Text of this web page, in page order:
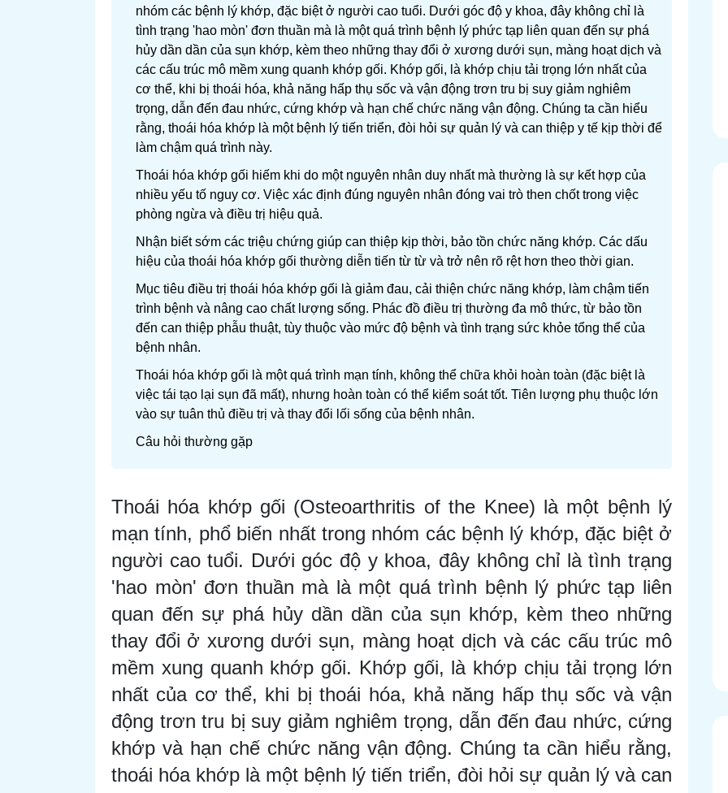
nhóm các bệnh lý khớp, đặc biệt ở người cao tuổi. Dưới góc độ y khoa, đây không chỉ là
tình trạng 'hao mòn' đơn thuần mà là một quá trình bệnh lý phức tạp liên quan đến sự phá
hủy dần dần của sụn khớp, kèm theo những thay đổi ở xương dưới sụn, màng hoạt dịch và
các cấu trúc mô mềm xung quanh khớp gối. Khớp gối, là khớp chịu tải trọng lớn nhất của
cơ thể, khi bị thoái hóa, khả năng hấp thụ sốc và vận động trơn tru bị suy giảm nghiêm
trọng, dẫn đến đau nhức, cứng khớp và hạn chế chức năng vận động. Chúng ta cần hiểu
rằng, thoái hóa khớp là một bệnh lý tiến triển, đòi hỏi sự quản lý và can thiệp y tế kịp thời để
làm chậm quá trình này.
Thoái hóa khớp gối hiếm khi do một nguyên nhân duy nhất mà thường là sự kết hợp của
nhiều yếu tố nguy cơ. Việc xác định đúng nguyên nhân đóng vai trò then chốt trong việc
phòng ngừa và điều trị hiệu quả.
Nhận biết sớm các triệu chứng giúp can thiệp kịp thời, bảo tồn chức năng khớp. Các dấu
hiệu của thoái hóa khớp gối thường diễn tiến từ từ và trở nên rõ rệt hơn theo thời gian.
Mục tiêu điều trị thoái hóa khớp gối là giảm đau, cải thiện chức năng khớp, làm chậm tiến
trình bệnh và nâng cao chất lượng sống. Phác đồ điều trị thường đa mô thức, từ bảo tồn
đến can thiệp phẫu thuật, tùy thuộc vào mức độ bệnh và tình trạng sức khỏe tổng thể của
bệnh nhân.
Thoái hóa khớp gối là một quá trình mạn tính, không thể chữa khỏi hoàn toàn (đặc biệt là
việc tái tạo lại sụn đã mất), nhưng hoàn toàn có thể kiểm soát tốt. Tiên lượng phụ thuộc lớn
vào sự tuân thủ điều trị và thay đổi lối sống của bệnh nhân.
Câu hỏi thường gặp
Thoái hóa khớp gối (Osteoarthritis of the Knee) là một bệnh lý
mạn tính, phổ biến nhất trong nhóm các bệnh lý khớp, đặc biệt ở
người cao tuổi. Dưới góc độ y khoa, đây không chỉ là tình trạng
'hao mòn' đơn thuần mà là một quá trình bệnh lý phức tạp liên
quan đến sự phá hủy dần dần của sụn khớp, kèm theo những
thay đổi ở xương dưới sụn, màng hoạt dịch và các cấu trúc mô
mềm xung quanh khớp gối. Khớp gối, là khớp chịu tải trọng lớn
nhất của cơ thể, khi bị thoái hóa, khả năng hấp thụ sốc và vận
động trơn tru bị suy giảm nghiêm trọng, dẫn đến đau nhức, cứng
khớp và hạn chế chức năng vận động. Chúng ta cần hiểu rằng,
thoái hóa khớp là một bệnh lý tiến triển, đòi hỏi sự quản lý và can